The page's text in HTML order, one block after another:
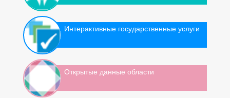
Интерактивные государственные услуги
Открытые данные области